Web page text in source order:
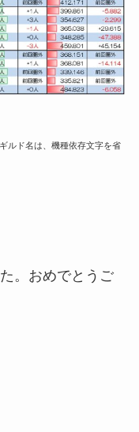
ルド名は、機種依存文字を省
。おめでとうご